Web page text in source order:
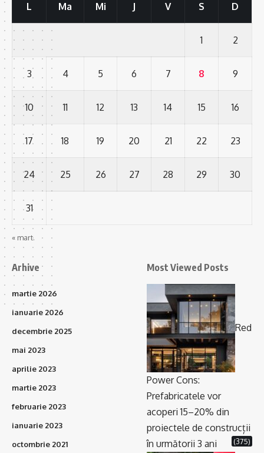
L Ma Mi J V S D
1 2
3 4 5 6 7 8 9
10 11 12 13 14 15 16
17 18 19 20 21 22 23
24 25 26 27 28 29 30
31
« mart.
Arhive
martie 2026
ianuarie 2026
decembrie 2025
mai 2023
aprilie 2023
martie 2023
februarie 2023
ianuarie 2023
octombrie 2021
Most Viewed Posts
Red
Power Cons:
Prefabricatele vor
acoperi 15–20% din
proiectele de construcții
în următorii 3 ani
(375)